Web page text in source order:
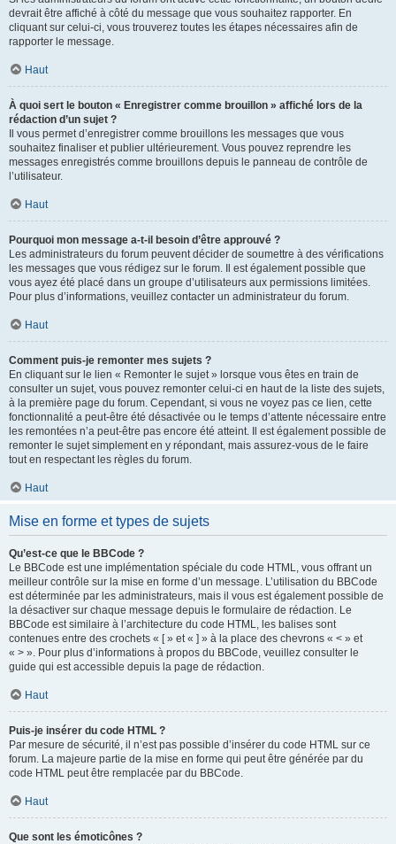
devrait être affiché à côté du message que vous souhaitez rapporter. En
cliquant sur celui-ci, vous trouverez toutes les étapes nécessaires afin de
rapporter le message.
Haut
À quoi sert le bouton « Enregistrer comme brouillon » affiché lors de la
rédaction d’un sujet ?
Il vous permet d’enregistrer comme brouillons les messages que vous
souhaitez finaliser et publier ultérieurement. Vous pouvez reprendre les
messages enregistrés comme brouillons depuis le panneau de contrôle de
l’utilisateur.
Haut
Pourquoi mon message a-t-il besoin d’être approuvé ?
Les administrateurs du forum peuvent décider de soumettre à des vérifications
les messages que vous rédigez sur le forum. Il est également possible que
vous ayez été placé dans un groupe d’utilisateurs aux permissions limitées.
Pour plus d’informations, veuillez contacter un administrateur du forum.
Haut
Comment puis-je remonter mes sujets ?
En cliquant sur le lien « Remonter le sujet » lorsque vous êtes en train de
consulter un sujet, vous pouvez remonter celui-ci en haut de la liste des sujets,
à la première page du forum. Cependant, si vous ne voyez pas ce lien, cette
fonctionnalité a peut-être été désactivée ou le temps d’attente nécessaire entre
les remontées n’a peut-être pas encore été atteint. Il est également possible de
remonter le sujet simplement en y répondant, mais assurez-vous de le faire
tout en respectant les règles du forum.
Haut
Mise en forme et types de sujets
Qu’est-ce que le BBCode ?
Le BBCode est une implémentation spéciale du code HTML, vous offrant un
meilleur contrôle sur la mise en forme d’un message. L’utilisation du BBCode
est déterminée par les administrateurs, mais il vous est également possible de
la désactiver sur chaque message depuis le formulaire de rédaction. Le
BBCode est similaire à l’architecture du code HTML, les balises sont
contenues entre des crochets « [ » et « ] » à la place des chevrons « < » et
« > ». Pour plus d’informations à propos du BBCode, veuillez consulter le
guide qui est accessible depuis la page de rédaction.
Haut
Puis-je insérer du code HTML ?
Par mesure de sécurité, il n’est pas possible d’insérer du code HTML sur ce
forum. La majeure partie de la mise en forme qui peut être générée par du
code HTML peut être remplacée par du BBCode.
Haut
Que sont les émoticônes ?